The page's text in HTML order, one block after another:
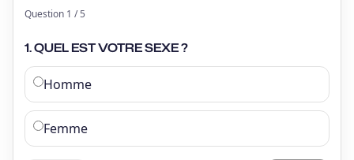
Question 1 /5
1. QUEL EST VOTRE SEXE ?
Homme
Femme